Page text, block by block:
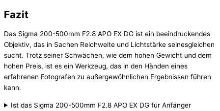
Fazit
Das Sigma 200-500mm F2.8 APO EX DG ist ein beeindruckendes
Objektiv, das in Sachen Reichweite und Lichtstärke seinesgleichen
sucht. Trotz seiner Schwächen, wie dem hohen Gewicht und dem
hohen Preis, ist es ein Werkzeug, das in den Händen eines
erfahrenen Fotografen zu außergewöhnlichen Ergebnissen führen
kann.
Ist das Sigma 200-500mm F2.8 APO EX DG für Anfänger